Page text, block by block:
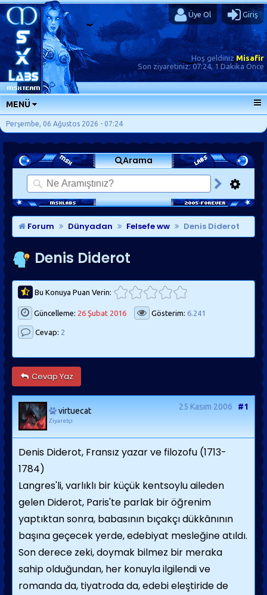
Üye Ol Giriş
Hoş geldinizMisafir
Son ziyaretiniz:07:24, 1 Dakika Önce
MENÜ
ANA SAYFA
FORUMLAR
SORU-CEVAP
GÜNLÜKLER
SON MESAJLAR
KISAYOLLAR
Perşembe, 06 Ağustos 2026 - 07:24
Arama
Forum Dünyadan Felsefe ww Denis Diderot
Denis Diderot
Bu Konuya Puan Verin:
Güncelleme: 26 Şubat 2016 Gösterim: 6.241
Cevap: 2
Cevap Yaz
virtuecat
Ziyaretçi
25 Kasım 2006 #1
Denis Diderot, Fransız yazar ve filozofu (1713-
1784)
Langres'li, varlıklı bir küçük kentsoylu aileden
gelen Diderot, Paris'te parlak bir öğrenim
yaptıktan sonra, babasının bıçakçı dükkânının
başına geçecek yerde, edebiyat mesleğine atıldı.
Son derece zeki, doymak bilmez bir meraka
sahip olduğundan, her konuyla ilgilendi ve
romanda da, tiyatroda da, edebi eleştiride de